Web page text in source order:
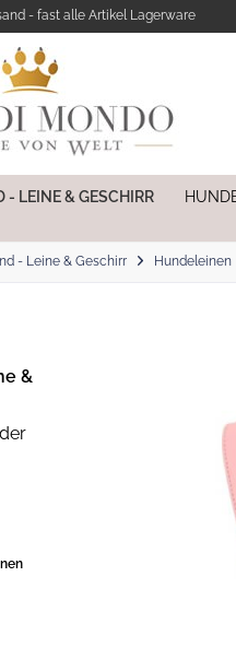
- fast alle Artikel Lagerware
- LEINE & GESCHIRR
- Leine & Geschirr Hundeleinen
&